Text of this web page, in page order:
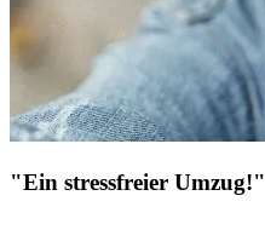
"Ein stressfreier Umzug!"